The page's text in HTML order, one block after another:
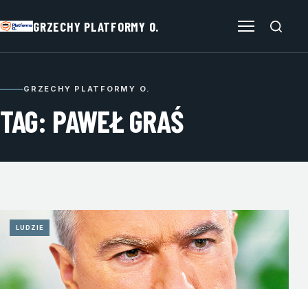
GRZECHY PLATFORMY O.
GRZECHY PLATFORMY O.
TAG: PAWEŁ GRAŚ
LUDZIE